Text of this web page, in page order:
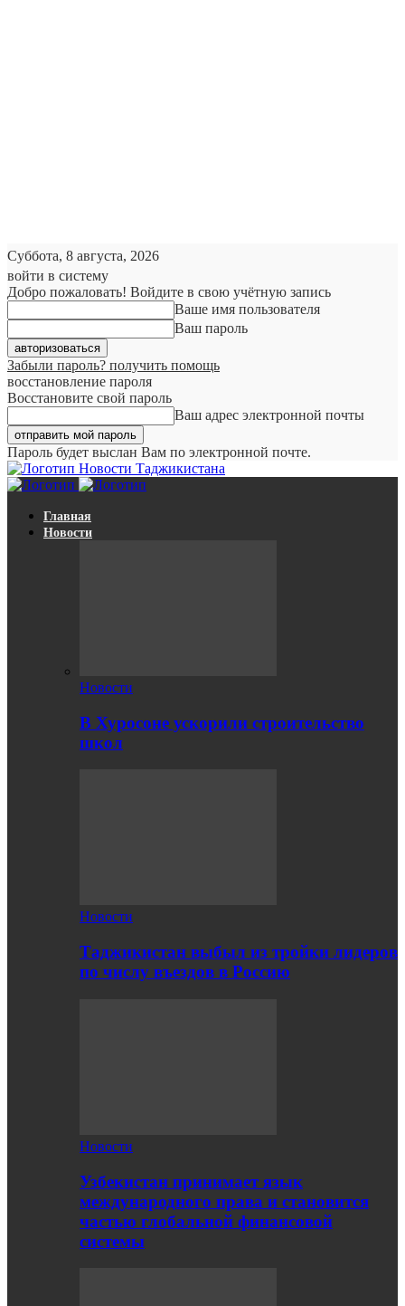
Суббота, 8 августа, 2026
войти в систему
Добро пожаловать! Войдите в свою учётную запись
Ваше имя пользователя
Ваш пароль
Забыли пароль? получить помощь
восстановление пароля
Восстановите свой пароль
Ваш адрес электронной почты
Пароль будет выслан Вам по электронной почте.
Новости Таджикистана
Главная
Новости
Новости
В Хуросоне ускорили строительство
школ
Новости
Таджикистан выбыл из тройки лидеров
по числу въездов в Россию
Новости
Узбекистан принимает язык
международного права и становится
частью глобальной финансовой
системы